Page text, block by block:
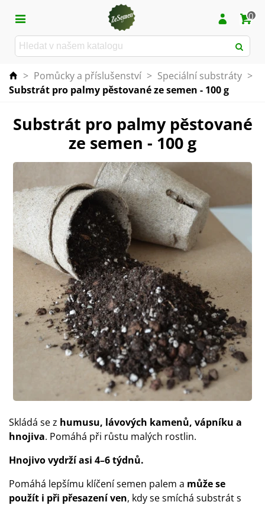
0
> Pomůcky a příslušenství > Speciální substráty >
Substrát pro palmy pěstované ze semen - 100 g
Substrát pro palmy pěstované
ze semen - 100 g
Skládá se z humusu, lávových kamenů, vápníku a
hnojiva. Pomáhá při růstu malých rostlin.
Hnojivo vydrží asi 4–6 týdnů.
Pomáhá lepšímu klíčení semen palem a může se
použít i při přesazení ven, kdy se smíchá substrát s